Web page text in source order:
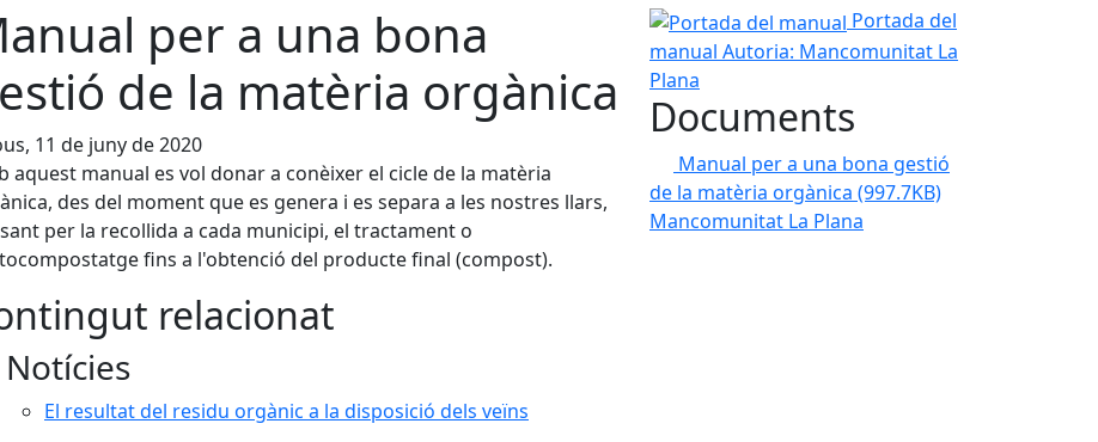
per a una bona
de la matèria orgànica
11 de juny de 2020
aquest manual es vol donar a conèixer el cicle de la matèria
des del moment que es genera i es separa a les nostres llars,
per la recollida a cada municipi, el tractament o
fins a l'obtenció del producte final (compost).
relacionat
Notícies
El resultat del residu orgànic a la disposició dels veïns
Portada del manual
Portada del
manual Autoria: Mancomunitat La
Plana
Documents
Manual per a una bona gestió
de la matèria orgànica (997.7KB)
Mancomunitat La Plana